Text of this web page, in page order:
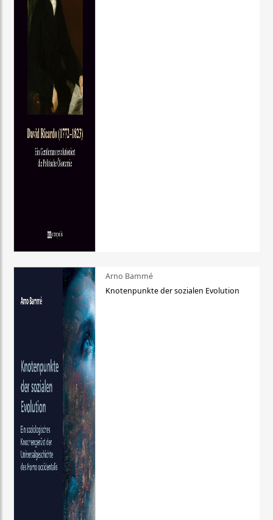
Arno Bammé
Knotenpunkte der sozialen Evolution